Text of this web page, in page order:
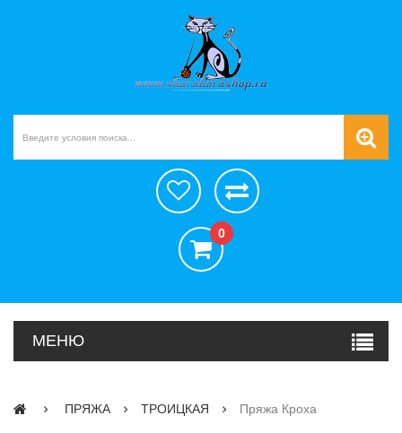
0
МЕНЮ
ПРЯЖА ТРОИЦКАЯ Пряжа Кроха